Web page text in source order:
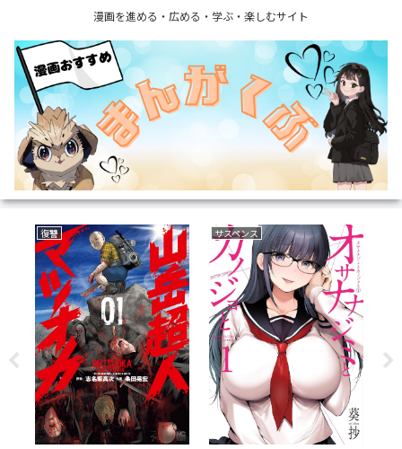
漫画を進める・広める・学ぶ・楽しむサイト
サバイバルホラー 恋愛